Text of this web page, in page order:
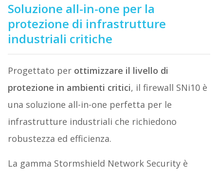
Soluzione all-in-one per la
protezione di infrastrutture
industriali critiche
Progettato per ottimizzare il livello di
protezione in ambienti critici, il firewall SNi10 è
una soluzione all-in-one perfetta per le
infrastrutture industriali che richiedono
robustezza ed efficienza.
La gamma Stormshield Network Security è